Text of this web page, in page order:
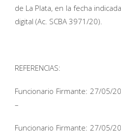
de La Plata, en la fecha
digital (Ac. SCBA 3971/20).
REFERENCIAS:
Funcionario Firmante: 27/05/
–
Funcionario Firmante: 27/05/